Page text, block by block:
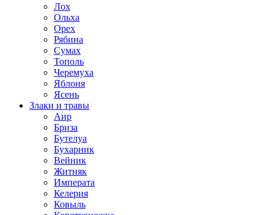
Лох
Ольха
Орех
Рябина
Сумах
Тополь
Черемуха
Яблоня
Ясень
Злаки и травы
Аир
Бриза
Бутелуа
Бухарник
Вейник
Житняк
Императа
Келерия
Ковыль